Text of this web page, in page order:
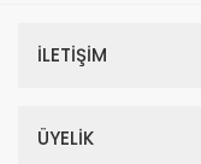
İLETİŞİM
ÜYELİK